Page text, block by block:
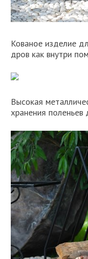
Кованое изделие
дров как внутри
Высокая
хранения поленьев